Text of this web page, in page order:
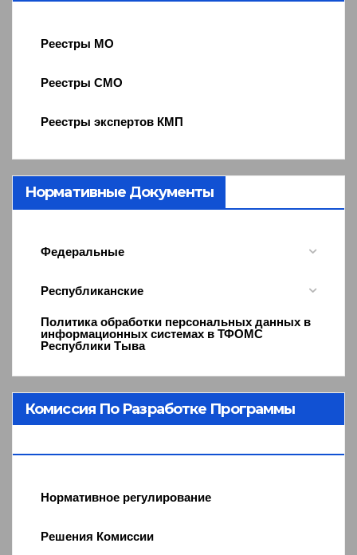
Реестры МО
Реестры СМО
Реестры экспертов КМП
Нормативные Документы
Федеральные
Республиканские
Политика обработки персональных данных в
информационных системах в ТФОМС
Республики Тыва
Комиссия По Разработке Программы
Нормативное регулирование
Решения Комиссии